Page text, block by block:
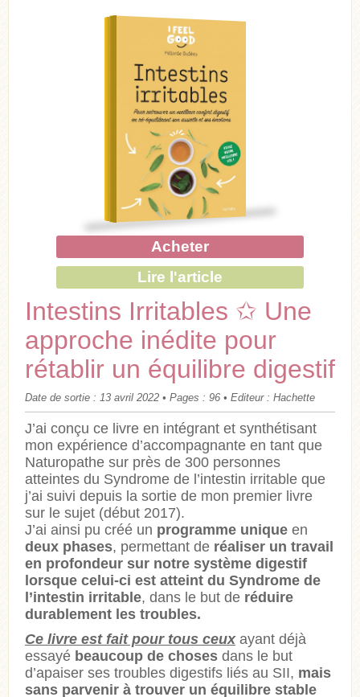
Acheter
Lire l'article
Intestins Irritables ✩ Une
approche inédite pour
rétablir un équilibre digestif
Date de sortie : 13 avril 2022 • Pages : 96 • Editeur : Hachette
J’ai conçu ce livre en intégrant et synthétisant
mon expérience d’accompagnante en tant que
Naturopathe sur près de 300 personnes
atteintes du Syndrome de l’intestin irritable que
j’ai suivi depuis la sortie de mon premier livre
sur le sujet (début 2017).
J’ai ainsi pu créé un programme unique en
deux phases, permettant de réaliser un travail
en profondeur sur notre système digestif
lorsque celui-ci est atteint du Syndrome de
l’intestin irritable, dans le but de réduire
durablement les troubles.
Ce livre est fait pour tous ceuxayant déjà
essayé beaucoup de choses dans le but
d’apaiser ses troubles digestifs liés au SII, mais
sans parvenir à trouver un équilibre stable